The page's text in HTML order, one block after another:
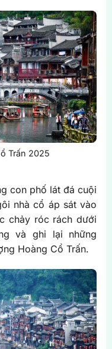
Trấn 2025
con phố lát đá cuội
nhà cổ áp sát vào
chảy róc rách dưới
và ghi lại những
Hoàng Cổ Trấn.